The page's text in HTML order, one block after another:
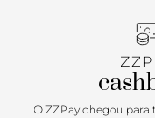
O ZZPay chegou